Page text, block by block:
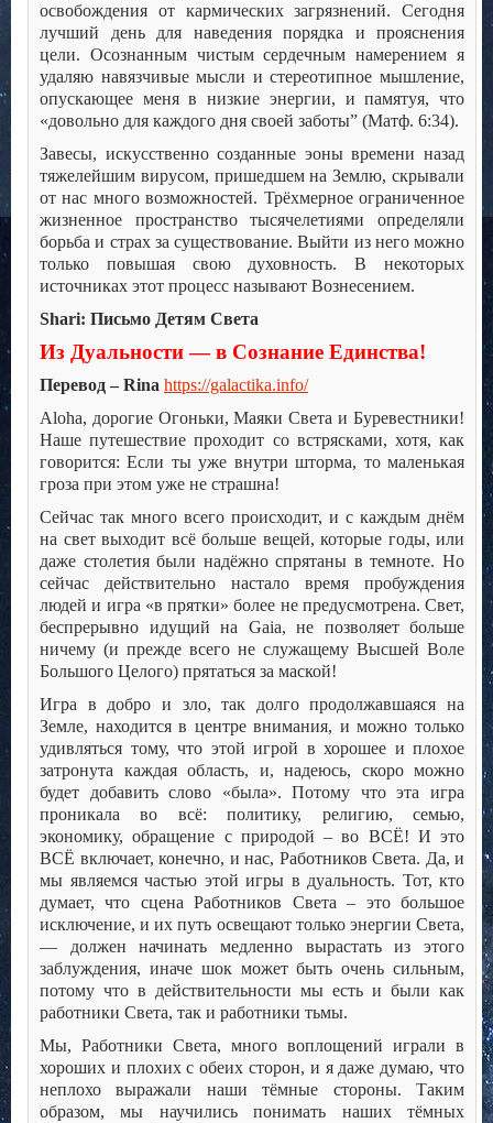
освобождения от кармических загрязнений. Сегодня
лучший день для наведения порядка и прояснения
цели. Осознанным чистым сердечным намерением я
удаляю навязчивые мысли и стереотипное мышление,
опускающее меня в низкие энергии, и памятуя, что
«довольно для каждого дня своей заботы” (Матф. 6:34).
Завесы, искусственно созданные эоны времени назад
тяжелейшим вирусом, пришедшем на Землю, скрывали
от нас много возможностей. Трёхмерное ограниченное
жизненное пространство тысячелетиями определяли
борьба и страх за существование. Выйти из него можно
только повышая свою духовность. В некоторых
источниках этот процесс называют Вознесением.
Shari: Письмо Детям Света
Из Дуальности — в Сознание Единства!
Перевод – Rina https://galactika.info/
Aloha, дорогие Огоньки, Маяки Света и Буревестники!
Наше путешествие проходит со встрясками, хотя, как
говорится: Если ты уже внутри шторма, то маленькая
гроза при этом уже не страшна!
Сейчас так много всего происходит, и с каждым днём
на свет выходит всё больше вещей, которые годы, или
даже столетия были надёжно спрятаны в темноте. Но
сейчас действительно настало время пробуждения
людей и игра «в прятки» более не предусмотрена. Свет,
беспрерывно идущий на Gaia, не позволяет больше
ничему (и прежде всего не служащему Высшей Воле
Большого Целого) прятаться за маской!
Игра в добро и зло, так долго продолжавшаяся на
Земле, находится в центре внимания, и можно только
удивляться тому, что этой игрой в хорошее и плохое
затронута каждая область, и, надеюсь, скоро можно
будет добавить слово «была». Потому что эта игра
проникала во всё: политику, религию, семью,
экономику, обращение с природой – во ВСЁ! И это
ВСЁ включает, конечно, и нас, Работников Света. Да, и
мы являемся частью этой игры в дуальность. Тот, кто
думает, что сцена Работников Света – это большое
исключение, и их путь освещают только энергии Света,
— должен начинать медленно вырастать из этого
заблуждения, иначе шок может быть очень сильным,
потому что в действительности мы есть и были как
работники Света, так и работники тьмы.
Мы, Работники Света, много воплощений играли в
хороших и плохих с обеих сторон, и я даже думаю, что
неплохо выражали наши тёмные стороны. Таким
образом, мы научились понимать наших тёмных